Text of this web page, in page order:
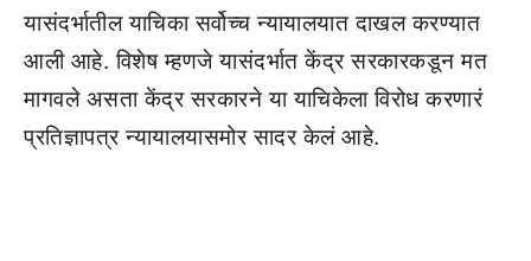
यासंदर्भातील याचिका सर्वोच्च न्यायालयात दाखल करण्यात
आली आहे. विशेष म्हणजे यासंदर्भात केंद्र सरकारकडून मत
मागवले असता केंद्र सरकारने या याचिकेला विरोध करणारं
प्रतिज्ञापत्र न्यायालयासमोर सादर केलं आहे.